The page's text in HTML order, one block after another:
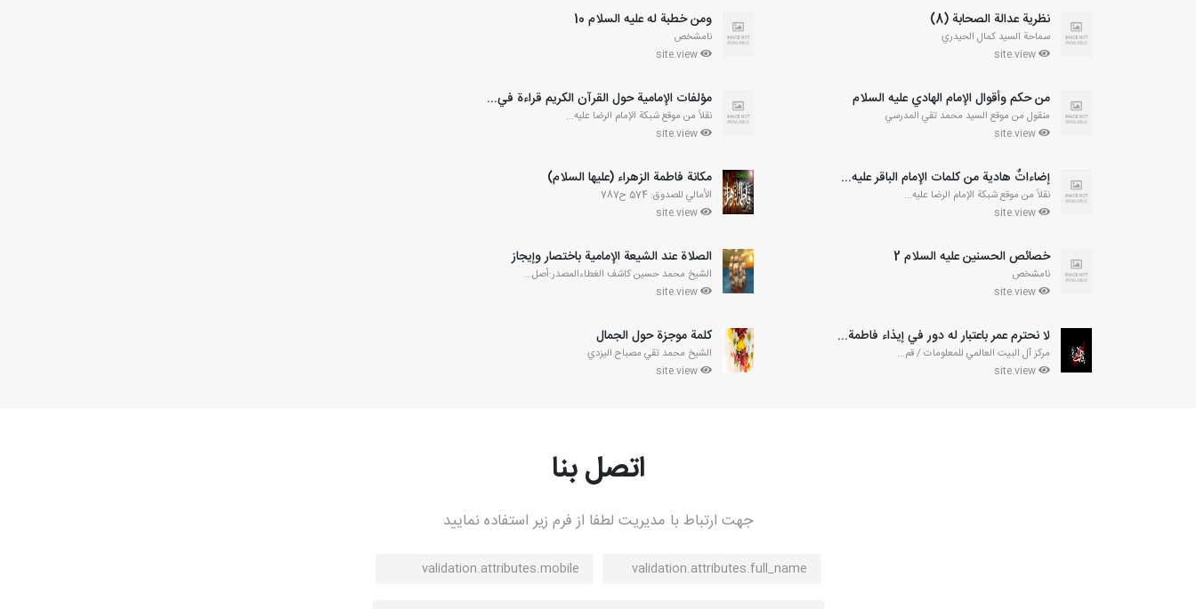
نظرية عدالة الصحابة (8)
سماحة السيد كمال الحيدري
من حكم وأقوال الإمام الهادي عليه السلام
منقول من موقع السيد محمد تقي المدرسي
إضاءاتٌ هادية من كلمات الإمام الباقر عليه...
نقلاً من موقع شبكة الإمام الرضا عليه...
خصائص الحسنين عليه السلام 2
نامشخص
لا نحترم عمر باعتبار له دور في إيذاء فاطمة...
مركز آل البيت العالمي للمعلومات / قم...
ومن خطبة له عليه السلام 10
نامشخص
مؤلفات الإمامية حول القرآن الكريم قراءة في...
نقلاً من موقع شبكة الإمام الرضا عليه...
مكانة فاطمة الزهراء (عليها السلام)
الأمالي للصدوق: 574 ح787
الصلاة عند الشيعة الإمامية باختصار وإيجاز
الشيخ محمد حسين كاشف الغطاءالمصدر:أصل...
كلمة موجزة حول الجمال
الشیخ محمد تقي مصباح اليزدي
اتصل بنا
جهت ارتباط با مدیریت لطفا از فرم زیر استفاده نمایید